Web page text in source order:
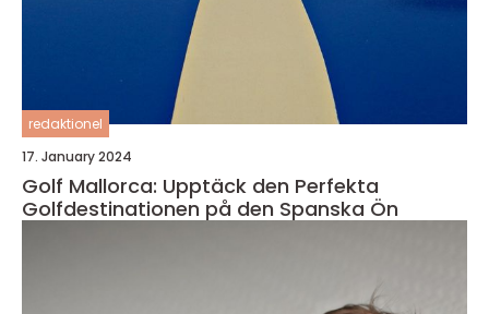
redaktionel
17. January 2024
Golf Mallorca: Upptäck den Perfekta
Golfdestinationen på den Spanska Ön